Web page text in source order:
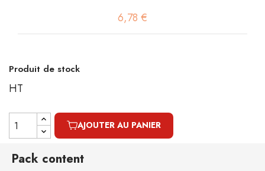
6,78 €
Produit de stock
HT
AJOUTER AU PANIER
Pack content